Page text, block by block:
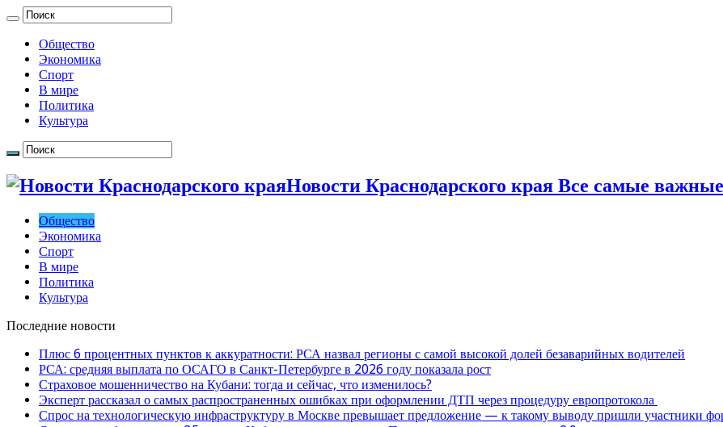
Общество
Экономика
Спорт
В мире
Политика
Культура
Новости Краснодарского края Все самые
Общество
Экономика
Спорт
В мире
Политика
Культура
Последние новости
Плюс 6 процентных пунктов к аккуратности: РСА назвал регионы с самой высокой долей безаварийных водителей
РСА: средняя выплата по ОСАГО в Санкт-Петербурге в 2026 году показала рост
Страховое мошенничество на Кубани: тогда и сейчас, что изменилось?
Эксперт рассказал о самых распространенных ошибках при оформлении ДТП через процедуру европротокола
Спрос на технологическую инфраструктуру в Москве превышает предложение — к такому выводу пришли участники